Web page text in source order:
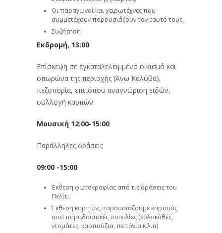
Οι παραγωγοί και χειρωτέχνες που
συμμετέχουν παρουσιάζουν τον εαυτό τους,
Συζήτηση
Εκδρομή, 13:00
Επίσκεψη σε εγκαταλελειμμένο οικισμό και
οπωρώνα της περιοχής (Άνω Καλύβα),
πεζοπορία, επιτόπου αναγνώριση ειδών,
συλλογή καρπών.
Μουσική 12:00-15:00
Παράλληλες δράσεις
09:00 -15:00
Έκθεση φωτογραφίας από τις δράσεις του
Πελίτι.
Έκθεση καρπών, παρουσιάζουμε καρπούς
από παραδοσιακές ποικιλίες (κολοκύθες,
ντομάτες, καρπούζια, πεπόνια κ.λ.π)